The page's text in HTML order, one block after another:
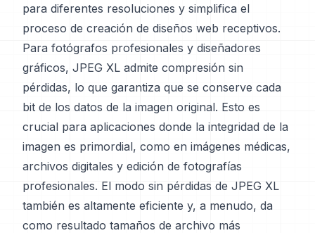
para diferentes resoluciones y simplifica el
proceso de creación de diseños web receptivos.
Para fotógrafos profesionales y diseñadores
gráficos, JPEG XL admite compresión sin
pérdidas, lo que garantiza que se conserve cada
bit de los datos de la imagen original. Esto es
crucial para aplicaciones donde la integridad de la
imagen es primordial, como en imágenes médicas,
archivos digitales y edición de fotografías
profesionales. El modo sin pérdidas de JPEG XL
también es altamente eficiente y, a menudo, da
como resultado tamaños de archivo más